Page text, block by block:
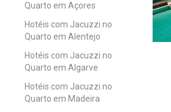
Quarto em Açores
Hotéis com Jacuzzi no
Quarto em Alentejo
Hotéis com Jacuzzi no
Quarto em Algarve
Hotéis com Jacuzzi no
Quarto em Madeira